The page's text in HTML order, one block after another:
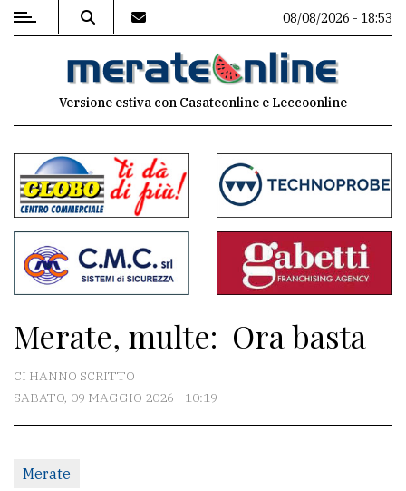
MENU
commenti
Contenuti
del
sito
Associazioni
Meteo
08/08/2026 - 18:53
Versione estiva con Casateonline e Leccoonline
Merate, multe: Ora basta
CI HANNO SCRITTO
SABATO, 09 MAGGIO 2026 - 10:19
Merate